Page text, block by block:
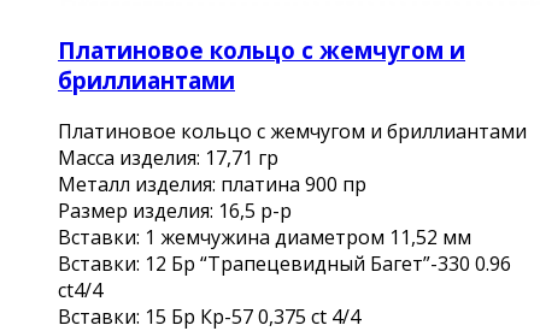
Платиновое кольцо с жемчугом и
бриллиантами
Платиновое кольцо с жемчугом и бриллиантами
Масса изделия: 17,71 гр
Металл изделия: платина 900 пр
Размер изделия: 16,5 р-р
Вставки: 1 жемчужина диаметром 11,52 мм
Вставки: 12 Бр “Трапецевидный Багет”-330 0.96
ct4/4
Вставки: 15 Бр Кр-57 0,375 ct 4/4